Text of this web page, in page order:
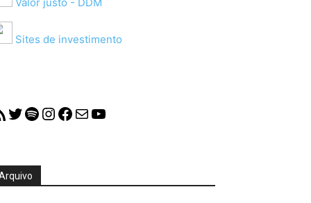
Sites de investimento
Feed
Twitter
Spotify
Instagram
Facebook
MailYouTube